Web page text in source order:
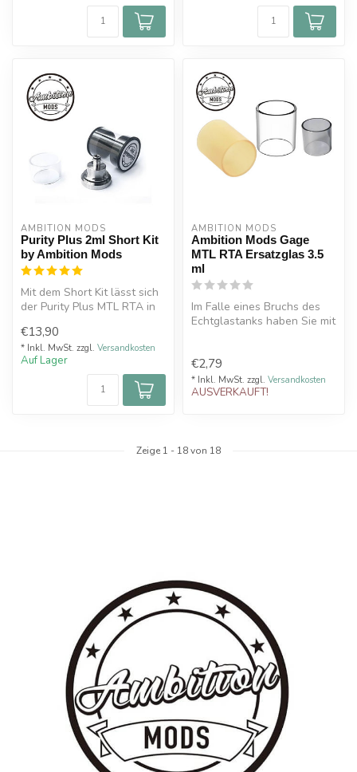
AMBITION MODS
Purity Plus 2ml Short Kit
by Ambition Mods
Mit dem Short Kit lässt sich
der Purity Plus MTL RTA in
€13,90
* Inkl. MwSt. zzgl. Versandkosten
Auf Lager
AMBITION MODS
Ambition Mods Gage
MTL RTA Ersatzglas 3.5
ml
Im Falle eines Bruchs des
Echtglastanks haben Sie mit
€2,79
* Inkl. MwSt. zzgl. Versandkosten
AUSVERKAUFT!
Zeige 1 - 18von 18